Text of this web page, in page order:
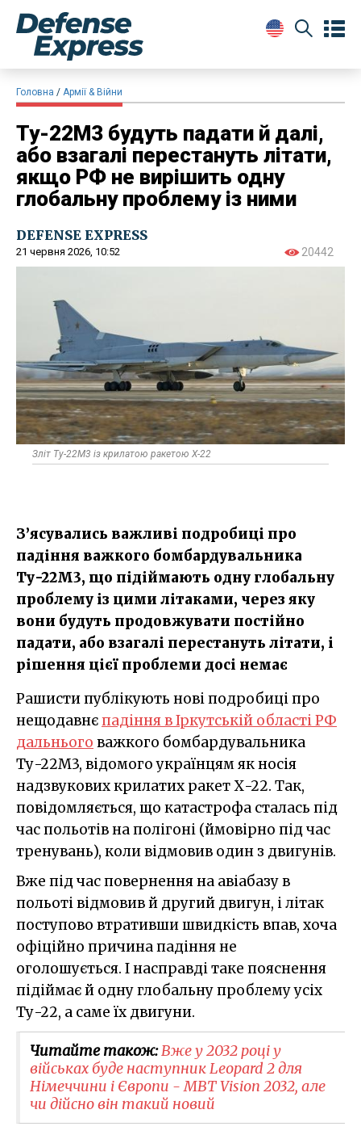
Головна Армії & Війни
Ту-22М3 будуть падати й далі,
або взагалі перестануть літати,
якщо РФ не вирішить одну
глобальну проблему із ними
DEFENSE EXPRESS
21 червня 2026, 10:52 20442
Зліт Ту-22М3 із крилатою ракетою Х-22
З’ясувались важливі подробиці про
падіння важкого бомбардувальника
Ту-22М3, що підіймають одну глобальну
проблему із цими літаками, через яку
вони будуть продовжувати постійно
падати, або взагалі перестануть літати, і
рішення цієї проблеми досі немає
Рашисти публікують нові подробиці про
нещодавнєпадіння в Іркутській області РФ
дальнього важкого бомбардувальника
Ту-22М3, відомого українцям як носія
надзвукових крилатих ракет Х-22. Так,
повідомляється, що катастрофа сталась під
час польотів на полігоні (ймовірно під час
тренувань), коли відмовив один з двигунів.
Вже під час повернення на авіабазу в
польоті відмовив й другий двигун, і літак
поступово втративши швидкість впав, хоча
офіційно причина падіння не
оголошується. І насправді таке пояснення
підіймає й одну глобальну проблему усіх
Ту-22, а саме їх двигуни.
Читайте також:Вже у 2032 році у
військах буде наступник Leopard 2 для
Німеччини і Європи - MBT Vision 2032, але
чи дійсно він такий новий